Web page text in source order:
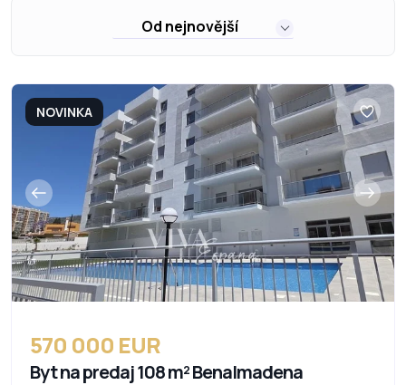
Od nejnovější
NOVINKA
570 000 EUR
Byt na predaj 108 m² Benalmadena